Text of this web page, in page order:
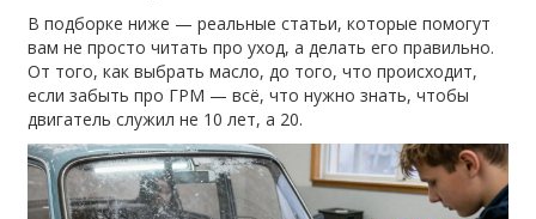
В подборке ниже — реальные статьи, которые помогут
вам не просто читать про уход, а делать его правильно.
От того, как выбрать масло, до того, что происходит,
если забыть про ГРМ — всё, что нужно знать, чтобы
двигатель служил не 10 лет, а 20.